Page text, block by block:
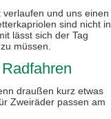
und uns einen
sind nicht in
lässt sich der Tag
müssen.
draußen kurz etwas
Zweiräder passen am